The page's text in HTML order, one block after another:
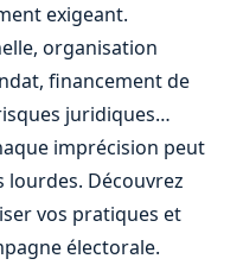
exigeant.
organisation
financement de
juridiques…
imprécision peut
lourdes. Découvrez
vos pratiques et
électorale.